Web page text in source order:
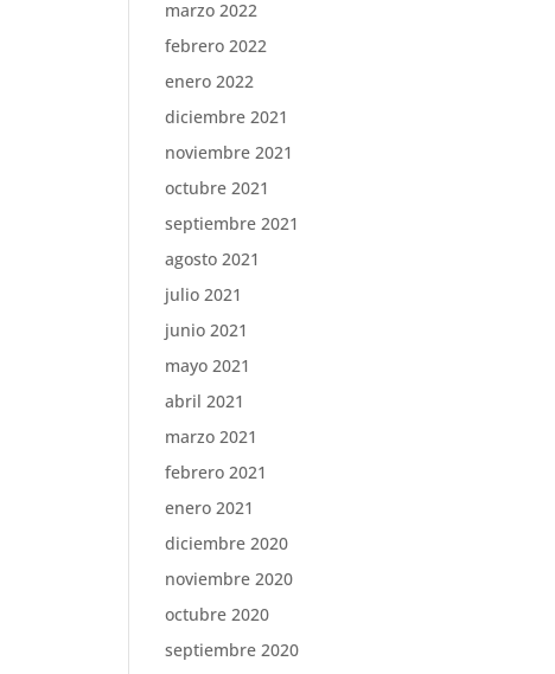
marzo 2022
febrero 2022
enero 2022
diciembre 2021
noviembre 2021
octubre 2021
septiembre 2021
agosto 2021
julio 2021
junio 2021
mayo 2021
abril 2021
marzo 2021
febrero 2021
enero 2021
diciembre 2020
noviembre 2020
octubre 2020
septiembre 2020